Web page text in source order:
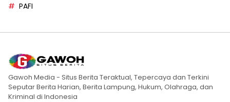
PAFI
Gawoh Media - Situs Berita Teraktual, Tepercaya dan Terkini
Seputar Berita Harian, Berita Lampung, Hukum, Olahraga, dan
Kriminal di Indonesia